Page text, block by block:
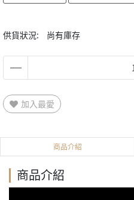
供貨狀況: 尚有庫存
加入最愛
商品介紹
商品介紹